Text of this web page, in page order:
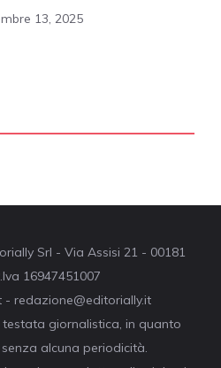
13, 2025
Srl - Via Assisi 21 - 00181
16947451007
- redazione@editorially.it
giornalistica, in quanto
alcuna periodicità.